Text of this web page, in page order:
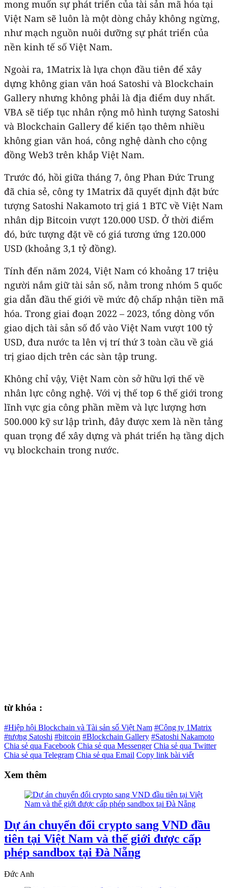
mong muốn sự phát triển của tài sản mã hóa tại
Việt Nam sẽ luôn là một dòng chảy không ngừng,
như mạch nguồn nuôi dưỡng sự phát triển của
nền kinh tế số Việt Nam.
Ngoài ra, 1Matrix là lựa chọn đầu tiên để xây
dựng không gian văn hoá Satoshi và Blockchain
Gallery nhưng không phải là địa điểm duy nhất.
VBA sẽ tiếp tục nhân rộng mô hình tượng Satoshi
và Blockchain Gallery để kiến tạo thêm nhiều
không gian văn hoá, công nghệ dành cho cộng
đồng Web3 trên khắp Việt Nam.
Trước đó, hồi giữa tháng 7, ông Phan Đức Trung
đã chia sẻ, công ty 1Matrix đã quyết định đặt bức
tượng Satoshi Nakamoto trị giá 1 BTC về Việt Nam
nhân dịp Bitcoin vượt 120.000 USD. Ở thời điểm
đó, bức tượng đặt về có giá tương ứng 120.000
USD (khoảng 3,1 tỷ đồng).
Tính đến năm 2024, Việt Nam có khoảng 17 triệu
người nắm giữ tài sản số, nằm trong nhóm 5 quốc
gia dẫn đầu thế giới về mức độ chấp nhận tiền mã
hóa. Trong giai đoạn 2022 – 2023, tổng dòng vốn
giao dịch tài sản số đổ vào Việt Nam vượt 100 tỷ
USD, đưa nước ta lên vị trí thứ 3 toàn cầu về giá
trị giao dịch trên các sàn tập trung.
Không chỉ vậy, Việt Nam còn sở hữu lợi thế về
nhân lực công nghệ. Với vị thế top 6 thế giới trong
lĩnh vực gia công phần mềm và lực lượng hơn
500.000 kỹ sư lập trình, đây được xem là nền tảng
quan trọng để xây dựng và phát triển hạ tầng dịch
vụ blockchain trong nước.
từ khóa :
#Hiệp hội Blockchain và Tài sản số Việt Nam #Công ty 1Matrix
#tượng Satoshi #bitcoin #Blockchain Gallery #Satoshi Nakamoto
Chia sẻ qua Facebook Chia sẻ qua Messenger Chia sẻ qua Twitter
Chia sẻ qua Telegram Chia sẻ qua Email Copy link bài viết
Xem thêm
Dự án chuyển đổi crypto sang VND đầu
tiên tại Việt Nam và thế giới được cấp
phép sandbox tại Đà Nẵng
Đức Anh